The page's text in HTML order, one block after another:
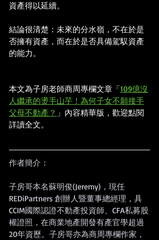
資產得以延續。
結論很清楚：未來的分水嶺，不在於是
否擁有資產，而在於是否具備駕馭資產
的能力。
本文為子房老師商周專欄文章「109億沒
人繼承的燙手山芋！為何子女不願接手
父母不動產？ 」內容精華版，歡迎點閱
詳讀全文。
作者簡介：
子房哥本名蘇明俊(Jeremy)，現任
REDiPartners 創辦人暨董事總經理，具
CCIM國際認證不動產投資師、CFA私募股
權證照，在商業地產開發有產官學超過
20年資歷。子房哥亦為商周專欄作家，